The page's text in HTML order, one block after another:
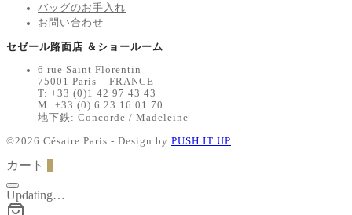
バッグのお手入れ
お問い合わせ
セゼール路面店 ＆ショールーム
6 rue Saint Florentin
75001 Paris – FRANCE
T: +33 (0)1 42 97 43 43
M: +33 (0) 6 23 16 01 70
地下鉄: Concorde / Madeleine
©2026 Césaire Paris - Design by PUSH IT UP
カート
Updating…